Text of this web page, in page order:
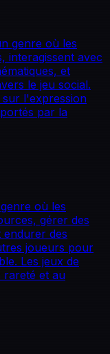
genre où les
interagissent avec
et
le jeu social.
l'expression
par la
où les
gérer des
endurer des
joueurs pour
Les jeux de
rareté et au